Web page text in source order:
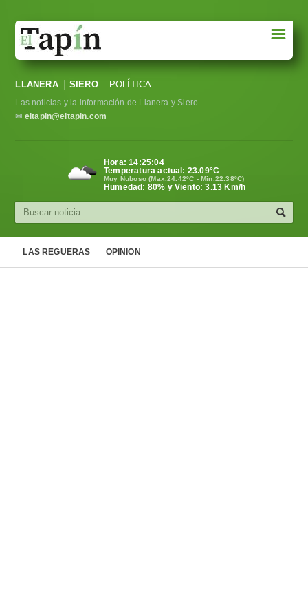
Sociedad
Política
Cultura
☰
LLANERA SIERO POLÍTICA
Las noticias y la información de Llanera y Siero
✉ eltapin@eltapin.com
Hora:14:25:05
Temperatura actual: 23.09°C
Muy Nuboso (Max.24.42ºC - Min.22.38ºC)
Humedad: 80% y Viento: 3.13 Km/h
LAS REGUERAS OPINION